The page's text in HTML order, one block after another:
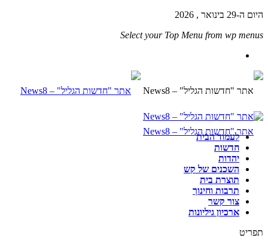
היום ה-29 בינואר , 2026
Select your Top Menu from wp menus
לעמוד הבית
חדשות
יהדות
השכנים של קש
תוצרת בית
תרבות וחינוך
צור קשר
ארכיון גיליונות
תפריט